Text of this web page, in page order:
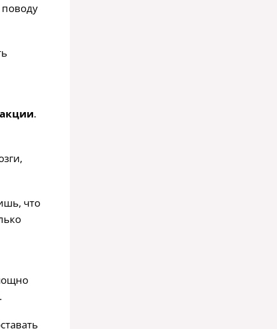
поводу
.
что